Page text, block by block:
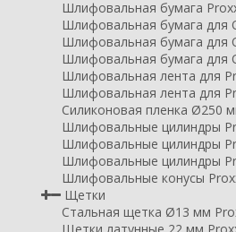
Шлифовальная бумага
Шлифовальная бумага для
Шлифовальная бумага для
Шлифовальная бумага для
Шлифовальная лента для
Шлифовальная лента для
Силиконовая пленка Ø250
Шлифовальные цилиндры
Шлифовальные цилиндры
Шлифовальные цилиндры
Шлифовальные конусы
Щетки
Стальная щетка Ø13 мм